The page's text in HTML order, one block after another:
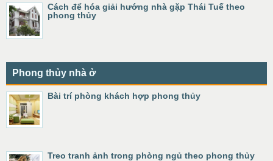
Cách để hóa giải hướng nhà gặp Thái Tuế theo
phong thủy
Phong thủy nhà ở
Bài trí phòng khách hợp phong thủy
Treo tranh ảnh trong phòng ngủ theo phong thủy